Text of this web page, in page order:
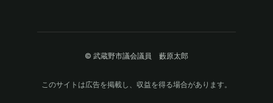
© 武蔵野市議会議員 藪原太郎
このサイトは広告を掲載し、収益を得る場合があります。